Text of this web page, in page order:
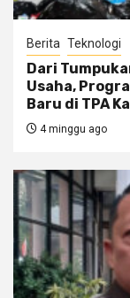
Berita Teknologi
Dari
Usaha,
Baru di TPA
4 minggu ago